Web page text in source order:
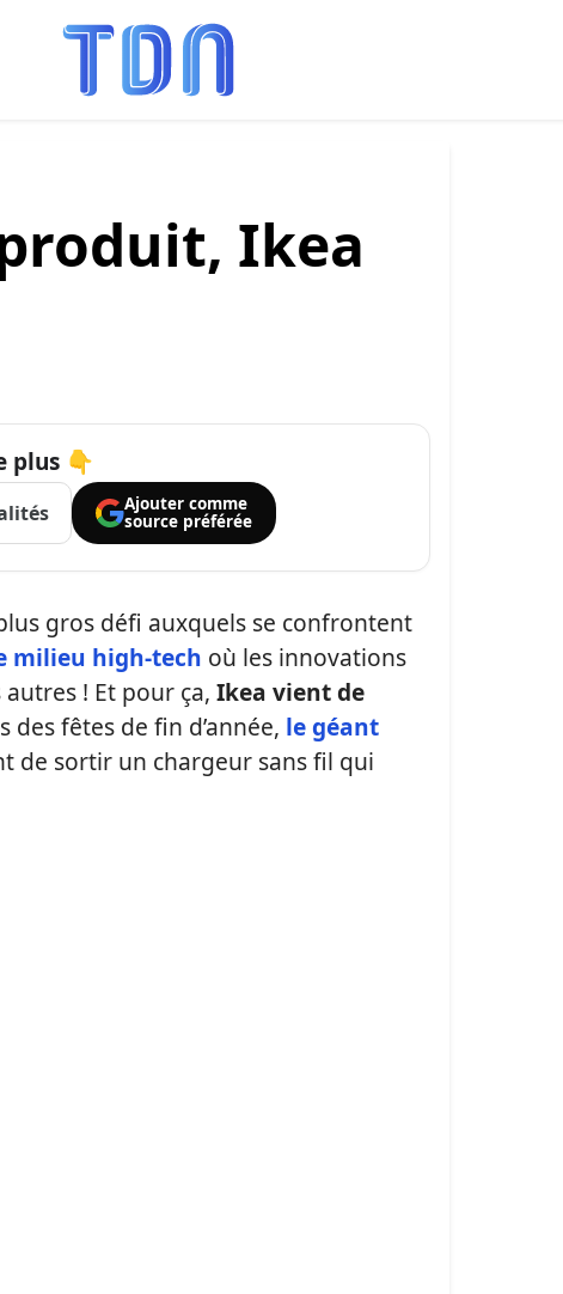
Ikea
plus 👇
Ajouter comme
source préférée
gros défi auxquels se confrontent
milieu high-tech où les innovations
! Et pour ça, Ikea vient de
des fêtes de fin d’année, le géant
de sortir un chargeur sans fil qui